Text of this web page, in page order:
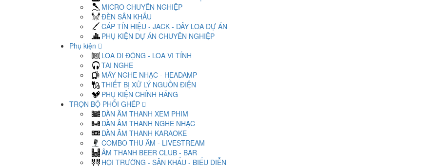
MICRO CHUYÊN NGHIỆP
ĐÈN SÂN KHẤU
CÁP TÍN HIỆU - JACK - DÂY LOA DỰ ÁN
PHỤ KIỆN DỰ ÁN CHUYÊN NGHIỆP
Phụ kiện
LOA DI ĐỘNG - LOA VI TÍNH
TAI NGHE
MÁY NGHE NHẠC - HEADAMP
THIẾT BỊ XỬ LÝ NGUỒN ĐIỆN
PHỤ KIỆN CHÍNH HÃNG
TRỌN BỘ PHỐI GHÉP
DÀN ÂM THANH XEM PHIM
DÀN ÂM THANH NGHE NHẠC
DÀN ÂM THANH KARAOKE
COMBO THU ÂM - LIVESTREAM
ÂM THANH BEER CLUB - BAR
HỘI TRƯỜNG - SÂN KHẤU - BIỂU DIỄN